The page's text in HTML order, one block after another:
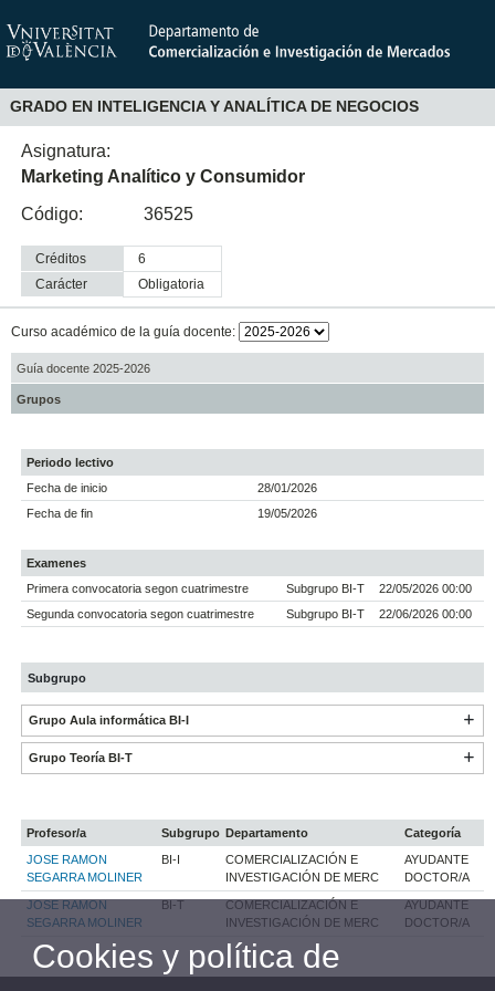
GRADO EN INTELIGENCIA Y ANALÍTICA DE NEGOCIOS
Asignatura:
Marketing Analítico y Consumidor
Código:
36525
Créditos
6
Carácter
obligatoria
Curso académico de la guía docente:
Guía docente 2025-2026
Grupos
Periodo lectivo
Fecha de inicio
28/01/2026
Fecha de fin
19/05/2026
Examenes
Primera convocatoria segon cuatrimestre
Subgrupo BI-T
22/05/2026 00:00
Segunda convocatoria segon cuatrimestre
Subgrupo BI-T 22/06/2026 00:00
Subgrupo
Grupo Aula informática BI-I
Grupo Teoría BI-T
Profesor/a Subgrupo Departamento
Categoría
JOSE RAMON
SEGARRA MOLINER
BI-I
COMERCIALIZACIÓN E
INVESTIGACIÓN DE MERC
AYUDANTE
DOCTOR/A
JOSE RAMON
SEGARRA MOLINER
BI-T
COMERCIALIZACIÓN E
INVESTIGACIÓN DE MERC
AYUDANTE
DOCTOR/A
Cookies y política de